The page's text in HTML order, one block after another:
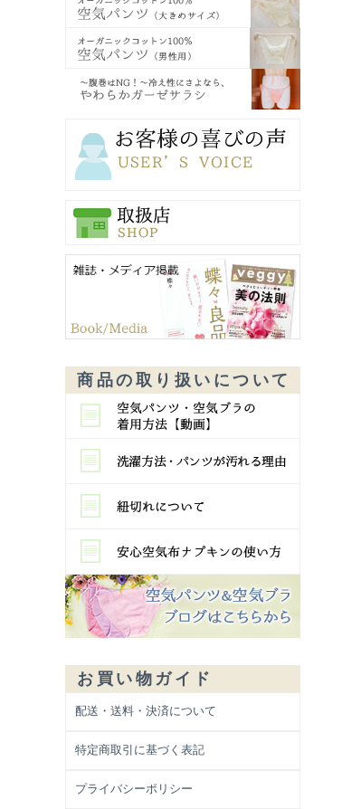
商品の取り扱いについて
お買い物ガイド
配送・送料・決済について
特定商取引に基づく表記
プライバシーポリシー